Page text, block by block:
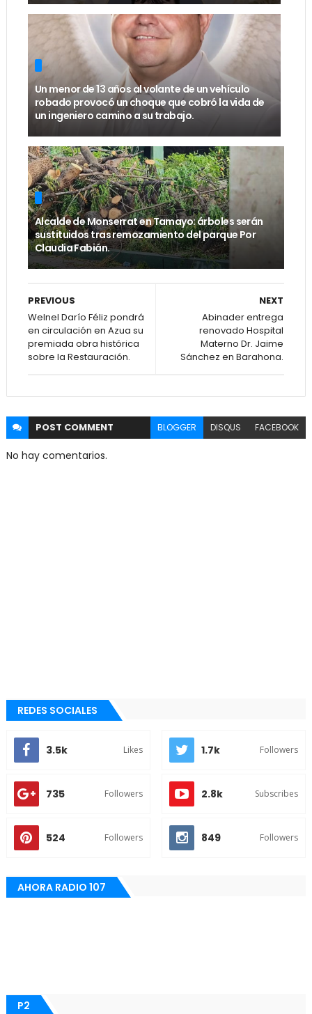
Un menor de 13 años al volante de un vehículo
robado provocó un choque que cobró la vida de
un ingeniero camino a su trabajo.
Alcalde de Monserrat en Tamayo: árboles serán
sustituidos tras remozamiento del parque Por
Claudia Fabián.
NEXT
Abinader entrega
renovado Hospital
Materno Dr. Jaime
Sánchez en Barahona.
PREVIOUS
Welnel Darío Féliz pondrá
en circulación en Azua su
premiada obra histórica
sobre la Restauración.
POST COMMENT BLOGGER DISQUS FACEBOOK
No hay comentarios.
REDES SOCIALES
3.5k Likes 1.7k Followers
735 Followers 2.8k Subscribes
524 Followers 849 Followers
AHORA RADIO 107
P2